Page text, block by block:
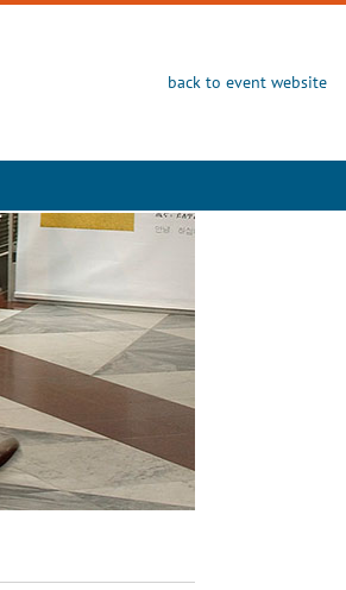
back to event website